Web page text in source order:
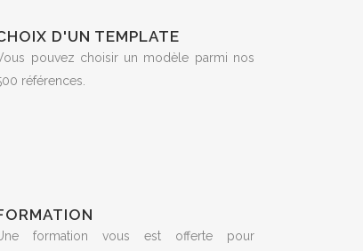
D'UN TEMPLATE
pouvez choisir un modèle parmi nos
références.
formation vous est offerte pour